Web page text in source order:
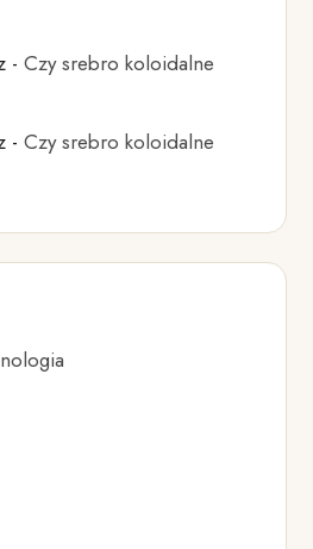
-Czy srebro koloidalne
-Czy srebro koloidalne